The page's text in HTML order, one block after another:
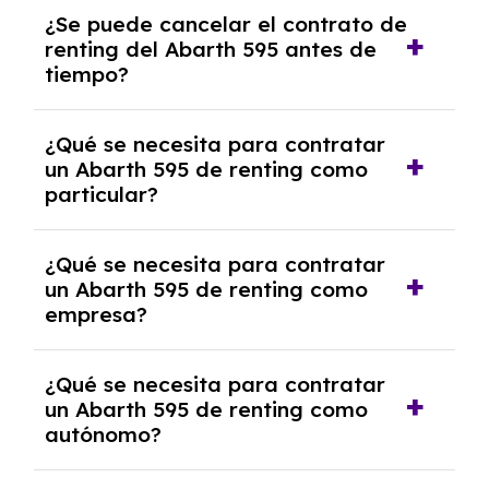
tendrás que pagar ningún tipo de entrada
salvo en casos que lo exija el proveedor
debido al resultado del estudio de viabilidad
económica.
¿Se puede cancelar el contrato de
renting del Abarth 595 antes de
tiempo?
pero puede haber penalizaciones por
cancelación anticipada. Es importante revisar
las condiciones del contrato y hablar con un
experto que te asesore.
¿Qué se necesita para contratar
un Abarth 595 de renting como
particular?
y, en algunos casos, una consulta de solvencia
crediticia y un pago inicial.
¿Qué se necesita para contratar
un Abarth 595 de renting como
empresa?
documentación financiera y, en algunos
casos, un informe de solvencia de la empresa
y un pago inicial.
¿Qué se necesita para contratar
un Abarth 595 de renting como
autónomo?